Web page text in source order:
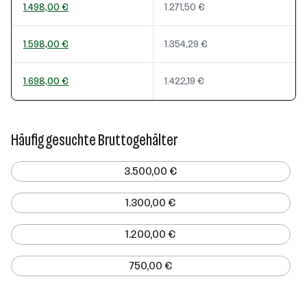
1.498,00 € 1.271,50 €
1.598,00 € 1.354,29 €
1.698,00 € 1.422,19 €
Häufig gesuchte Bruttogehälter
3.500,00 €
1.300,00 €
1.200,00 €
750,00 €